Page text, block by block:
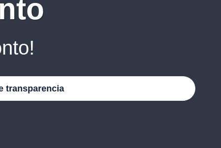
transparencia